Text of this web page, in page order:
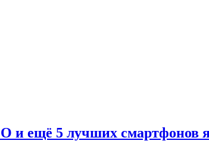
и ещё 5 лучших смартфонов